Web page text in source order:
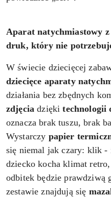
Aparat natychmiastowy
druk, który nie
W świecie dziecięcej
dziecięce aparaty
działania bez zbędnych
zdjęcia dziękitechnologii
oznacza brak tuszu, brak
Wystarczy papier
się niemal jak czary: klik
dziecko kocha klimat
odbitek będzie prawdziwą
zestawie znajdują się